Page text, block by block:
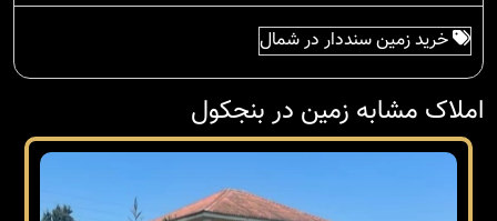
خرید زمین سنددار در شمال
املاک مشابه زمین در بنجکول